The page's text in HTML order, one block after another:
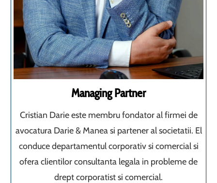
Managing Partner
Cristian Darie este membru fondator al firmei de
avocatura Darie & Manea si partener al societatii. El
conduce departamentul corporativ si comercial si
ofera clientilor consultanta legala in probleme de
drept corporatist si comercial.